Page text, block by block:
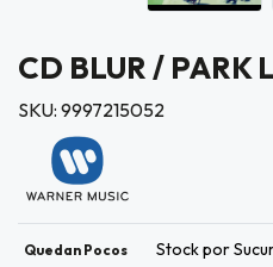
CD BLUR / PARK
SKU: 9997215052
Quedan Pocos Stock por